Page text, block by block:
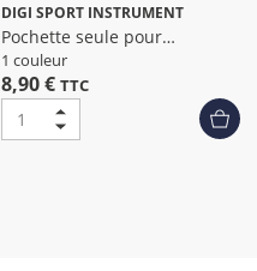
DIGI SPORT INSTRUMENT
Pochette seule pour
chronometre
1 couleur
8,90 € TTC